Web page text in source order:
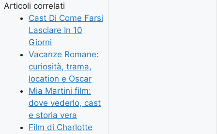
Articoli correlati
Cast Di Come Farsi
Lasciare In 10
Giorni
Vacanze Romane:
curiosità, trama,
location e Oscar
Mia Martini film:
dove vederlo, cast
e storia vera
Film di Charlotte